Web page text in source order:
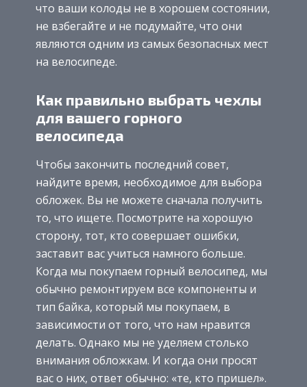
что ваши колоды не в хорошем состоянии,
не взбегайте и не подумайте, что они
являются одним из самых безопасных мест
на велосипеде.
Как правильно выбрать чехлы
для вашего горного
велосипеда
Чтобы закончить последний совет,
найдите время, необходимое для выбора
обложек. Вы не можете сначала получить
то, что ищете. Посмотрите на хорошую
сторону, тот, кто совершает ошибки,
заставит вас учиться намного больше.
Когда мы покупаем горный велосипед, мы
обычно ремонтируем все компоненты и
тип байка, который мы покупаем, в
зависимости от того, что нам нравится
делать. Однако мы не уделяем столько
внимания обложкам. И когда они просят
вас о них, ответ обычно: «те, кто пришел».